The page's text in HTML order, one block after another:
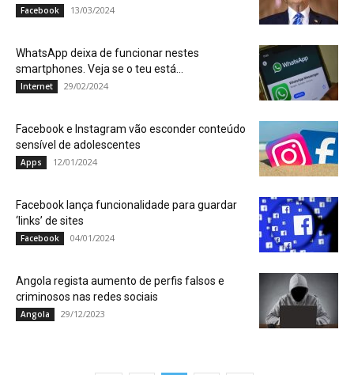
Facebook 13/03/2024
WhatsApp deixa de funcionar nestes
smartphones. Veja se o teu está...
Internet 29/02/2024
Facebook e Instagram vão esconder conteúdo
sensível de adolescentes
Apps 12/01/2024
Facebook lança funcionalidade para guardar
‘links’ de sites
Facebook 04/01/2024
Angola regista aumento de perfis falsos e
criminosos nas redes sociais
Angola 29/12/2023